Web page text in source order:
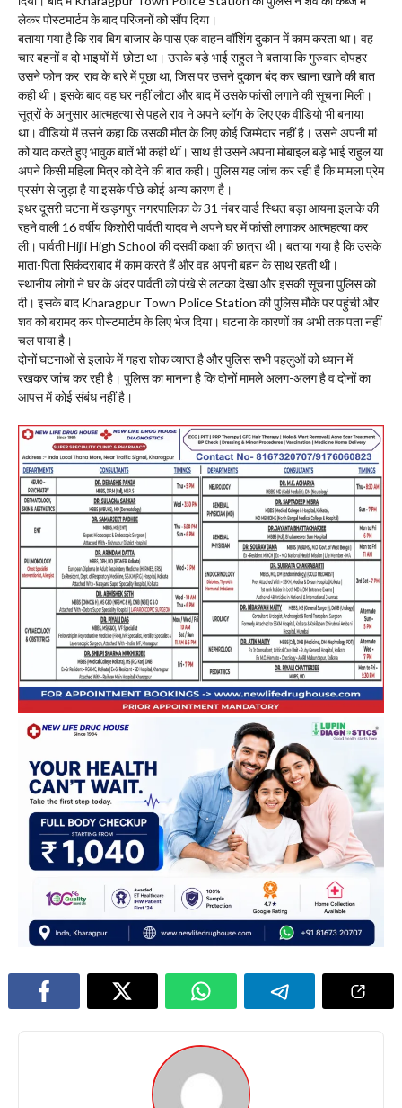
लेकर पोस्टमार्टम के बाद परिजनों को सौंप दिया।
बताया गया है कि राव बिग बाजार के पास एक वाहन वॉशिंग दुकान में काम करता था। वह
चार बहनों व दो भाइयों में छोटा था। उसके बड़े भाई राहुल ने बताया कि गुरुवार दोपहर
उसने फोन कर राव के बारे में पूछा था, जिस पर उसने दुकान बंद कर खाना खाने की बात
कही थी। इसके बाद वह घर नहीं लौटा और बाद में उसके फांसी लगाने की सूचना मिली।
सूत्रों के अनुसार आत्महत्या से पहले राव ने अपने ब्लॉग के लिए एक वीडियो भी बनाया
था। वीडियो में उसने कहा कि उसकी मौत के लिए कोई जिम्मेदार नहीं है। उसने अपनी मां
को याद करते हुए भावुक बातें भी कही थीं। साथ ही उसने अपना मोबाइल बड़े भाई राहुल या
अपने किसी महिला मित्र को देने की बात कही। पुलिस यह जांच कर रही है कि मामला प्रेम
प्रसंग से जुड़ा है या इसके पीछे कोई अन्य कारण है।
इधर दूसरी घटना में खड़गपुर नगरपालिका के 31 नंबर वार्ड स्थित बड़ा आयमा इलाके की
रहने वाली 16 वर्षीय किशोरी पार्वती यादव ने अपने घर में फांसी लगाकर आत्महत्या कर
ली। पार्वती Hijli High School की दसवीं कक्षा की छात्रा थी। बताया गया है कि उसके
माता-पिता सिकंदराबाद में काम करते हैं और वह अपनी बहन के साथ रहती थी।
स्थानीय लोगों ने घर के अंदर पार्वती को पंखे से लटका देखा और इसकी सूचना पुलिस को
दी। इसके बाद Kharagpur Town Police Station की पुलिस मौके पर पहुंची और
शव को बरामद कर पोस्टमार्टम के लिए भेज दिया। घटना के कारणों का अभी तक पता नहीं
चल पाया है।
दोनों घटनाओं से इलाके में गहरा शोक व्याप्त है और पुलिस सभी पहलुओं को ध्यान में
रखकर जांच कर रही है। पुलिस का मानना है कि दोनों मामले अलग-अलग है व दोनों का
आपस में कोई संबंध नहीं है।